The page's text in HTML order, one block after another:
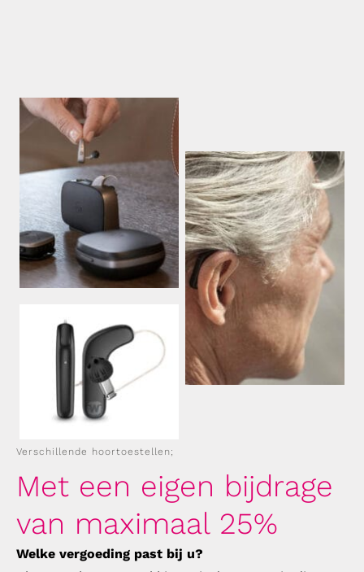
Verschillende hoortoestellen;
Met een eigen bijdrage
van maximaal 25%
Welke vergoeding past bij u?